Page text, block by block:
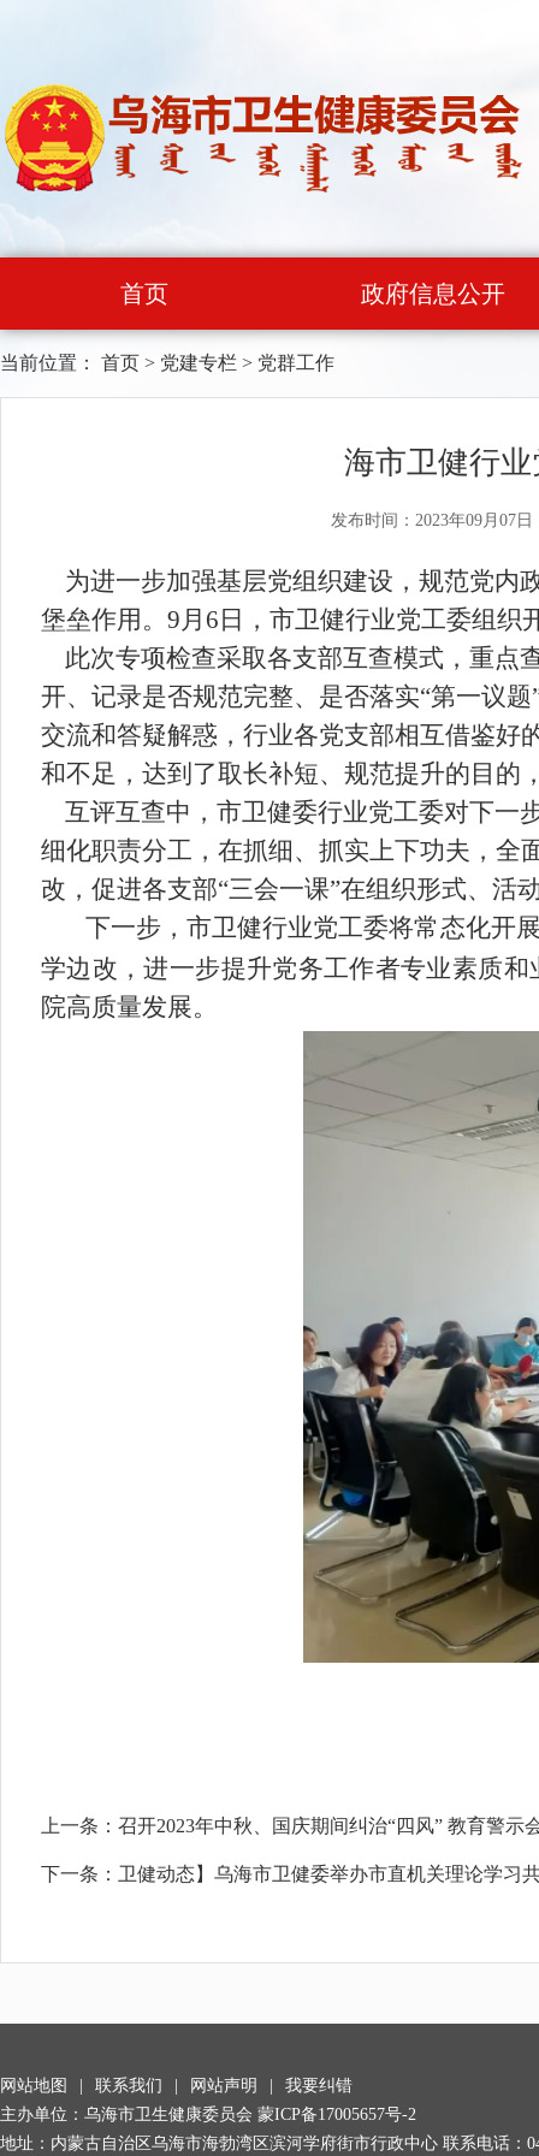
首页 政府信息公开
当前位置： 首页 > 党建专栏 > 党群工作
海市卫健行
发布时间：2023年09月07日
为进一步加强基层党组织建设，规范党内
堡垒作用。 9月 6 日，市卫健行业党工委组织
此次专项检查采取各支部互查模式，重点
开、记录是否规范完整、是否落实“第一议
交流和答疑解惑，行业各党支部相互借鉴好
和不足，达到了取长补短、规范提升的目的
互评互查中，市卫健委行业党工委对下一
细化职责分工，在抓细、抓实上下功夫，全
改，促进各支部“三会一课”在组织形式、活
下一步，市卫健行业党工委将常态化开
学边改，进一步提升党务工作者专业素质
院高质量发展。
上一条： 召开2023年中秋、国庆期间纠治“四风” 教育警示
下一条： 卫健动态】乌海市卫健委举办市直机关理论学习
网站地图 联系我们 网站声明
我要纠错
主办单位：乌海市卫生健康委员会 蒙ICP备17005657号-2
地址：内蒙古自治区乌海市海勃湾区滨河学府街市行政中心 联系电话：